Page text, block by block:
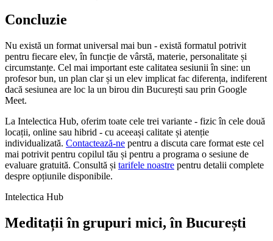
Concluzie
Nu există un format universal mai bun - există formatul potrivit
pentru fiecare elev, în funcție de vârstă, materie, personalitate și
circumstanțe. Cel mai important este calitatea sesiunii în sine: un
profesor bun, un plan clar și un elev implicat fac diferența, indiferent
dacă sesiunea are loc la un birou din București sau prin Google
Meet.
La Intelectica Hub, oferim toate cele trei variante - fizic în cele două
locații, online sau hibrid - cu aceeași calitate și atenție
individualizată. Contactează-ne pentru a discuta care format este cel
mai potrivit pentru copilul tău și pentru a programa o sesiune de
evaluare gratuită. Consultă și tarifele noastre pentru detalii complete
despre opțiunile disponibile.
Intelectica Hub
Meditații în grupuri mici, în București